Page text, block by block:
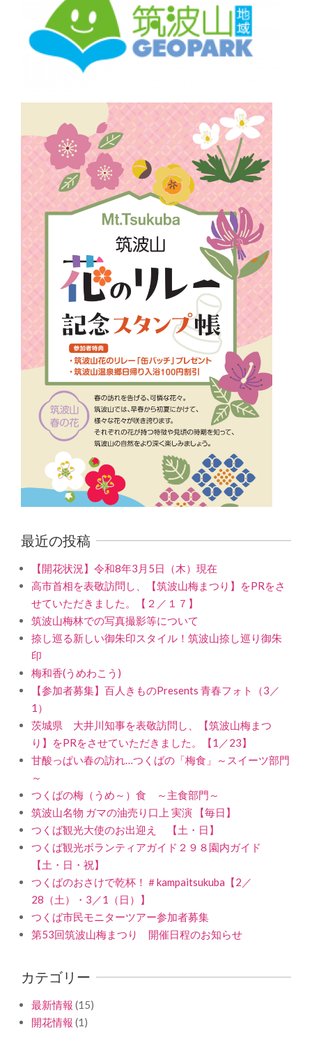
最近の投稿
【開花状況】令和8年3月5日（木）現在
高市首相を表敬訪問し、【筑波山梅まつり】をPRをさ
せていただきました。【２／１７】
筑波山梅林での写真撮影等について
捺し巡る新しい御朱印スタイル！筑波山捺し巡り御朱
印
梅和香(うめわこう)
【参加者募集】百人きものPresents 青春フォト（3／
1）
茨城県 大井川知事を表敬訪問し、【筑波山梅まつ
り】をPRをさせていただきました。【1／23】
甘酸っぱい春の訪れ…つくばの「梅食」～スイーツ部門
～
つくばの梅（うめ～）食 ～主食部門～
筑波山名物 ガマの油売り口上 実演 【毎日】
つくば観光大使のお出迎え 【土・日】
つくば観光ボランティアガイド２９８園内ガイド
【土・日・祝】
つくばのおさけで乾杯！＃kampaitsukuba【2／
28（土）・3／1（日）】
つくば市民モニターツアー参加者募集
第53回筑波山梅まつり 開催日程のお知らせ
カテゴリー
最新情報 (15)
開花情報 (1)